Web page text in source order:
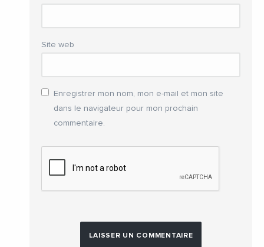
Site web
Enregistrer mon nom, mon e-mail et mon site
dans le navigateur pour mon prochain
commentaire.